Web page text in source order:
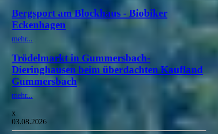
Bergsport am Blockhaus - Biobiker
Eckenhagen
mehr...
Trödelmarkt in Gummersbach-
Dieringhausen beim überdachten Kaufland
Gummersbach
mehr...
x
03.08.2026